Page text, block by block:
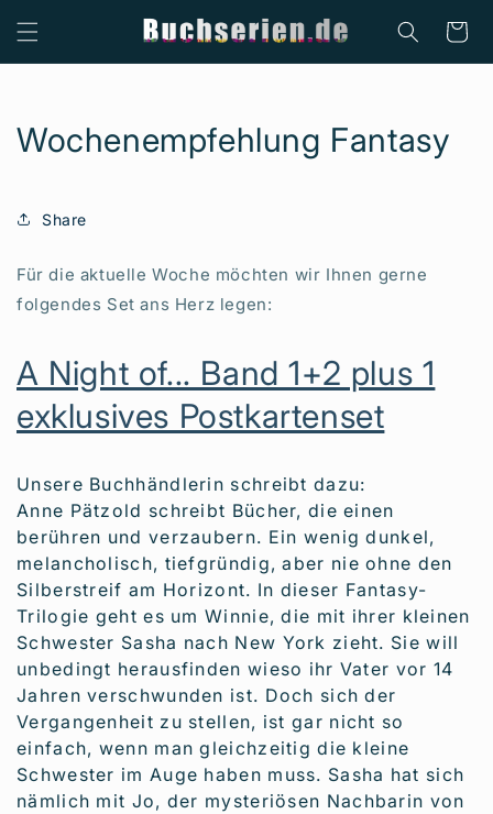
zum
Inhalt
Wochenempfehlung Fantasy
Share
Für die aktuelle Woche möchten wir Ihnen gerne
folgendes Set ans Herz legen:
A Night of... Band 1+2 plus 1
exklusives Postkartenset
Unsere Buchhändlerin schreibt dazu:
Anne Pätzold schreibt Bücher, die einen
berühren und verzaubern. Ein wenig dunkel,
melancholisch, tiefgründig, aber nie ohne den
Silberstreif am Horizont. In dieser Fantasy-
Trilogie geht es um Winnie, die mit ihrer kleinen
Schwester Sasha nach New York zieht. Sie will
unbedingt herausfinden wieso ihr Vater vor 14
Jahren verschwunden ist. Doch sich der
Vergangenheit zu stellen, ist gar nicht so
einfach, wenn man gleichzeitig die kleine
Schwester im Auge haben muss. Sasha hat sich
nämlich mit Jo, der mysteriösen Nachbarin von